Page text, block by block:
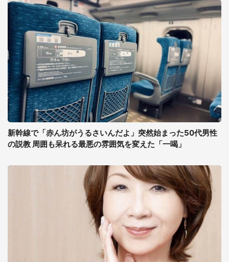
新幹線で「赤ん坊がうるさいんだよ」突然始まった50代男性
の説教 周囲も呆れる最悪の雰囲気を変えた「一喝」